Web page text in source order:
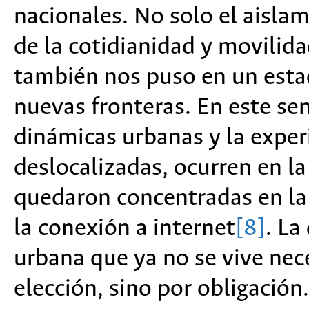
nacionales. No solo el
de la cotidianidad y
también nos puso en un
nuevas fronteras. En este
dinámicas urbanas y la
deslocalizadas, ocurren en
quedaron concentradas en
la conexión a internet [8] .
urbana que ya no se vive
elección, sino por obligación.